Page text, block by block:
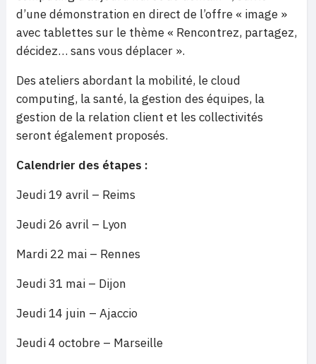
d’une démonstration en direct de l’offre « image »
avec tablettes sur le thème « Rencontrez, partagez,
décidez… sans vous déplacer ».
Des ateliers abordant la mobilité, le cloud
computing, la santé, la gestion des équipes, la
gestion de la relation client et les collectivités
seront également proposés.
Calendrier des étapes :
Jeudi 19 avril – Reims
Jeudi 26 avril – Lyon
Mardi 22 mai – Rennes
Jeudi 31 mai – Dijon
Jeudi 14 juin – Ajaccio
Jeudi 4 octobre – Marseille